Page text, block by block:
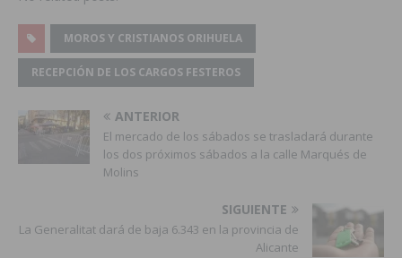
MOROS Y CRISTIANOS ORIHUELA
RECEPCIÓN DE LOS CARGOS FESTEROS
ANTERIOR
El mercado de los sábados se trasladará durante
los dos próximos sábados a la calle Marqués de
Molins
SIGUIENTE
La Generalitat dará de baja 6.343 en la provincia de
Alicante